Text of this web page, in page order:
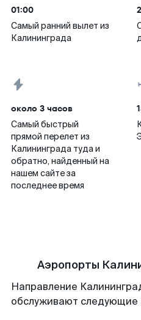
01:00
Самый ранний вылет из
Калининграда
около 3 часов
Самый быстрый
прямой перелет из
Калининграда туда и
обратно, найденный на
нашем сайте за
последнее время
Аэропорты
Направление
обслуживают следующие